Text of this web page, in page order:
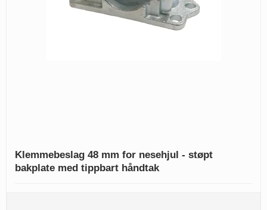
Klemmebeslag 48 mm for nesehjul - støpt
bakplate med tippbart håndtak